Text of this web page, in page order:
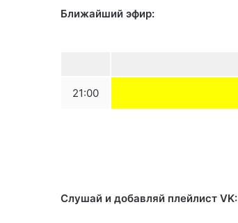
Ближайший эфир:
21:00
Слушай и добавляй плейлист VK: